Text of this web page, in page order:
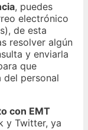
, puedes
electrónico
de esta
resolver algún
y enviarla
que
del personal
con EMT
y Twitter, ya